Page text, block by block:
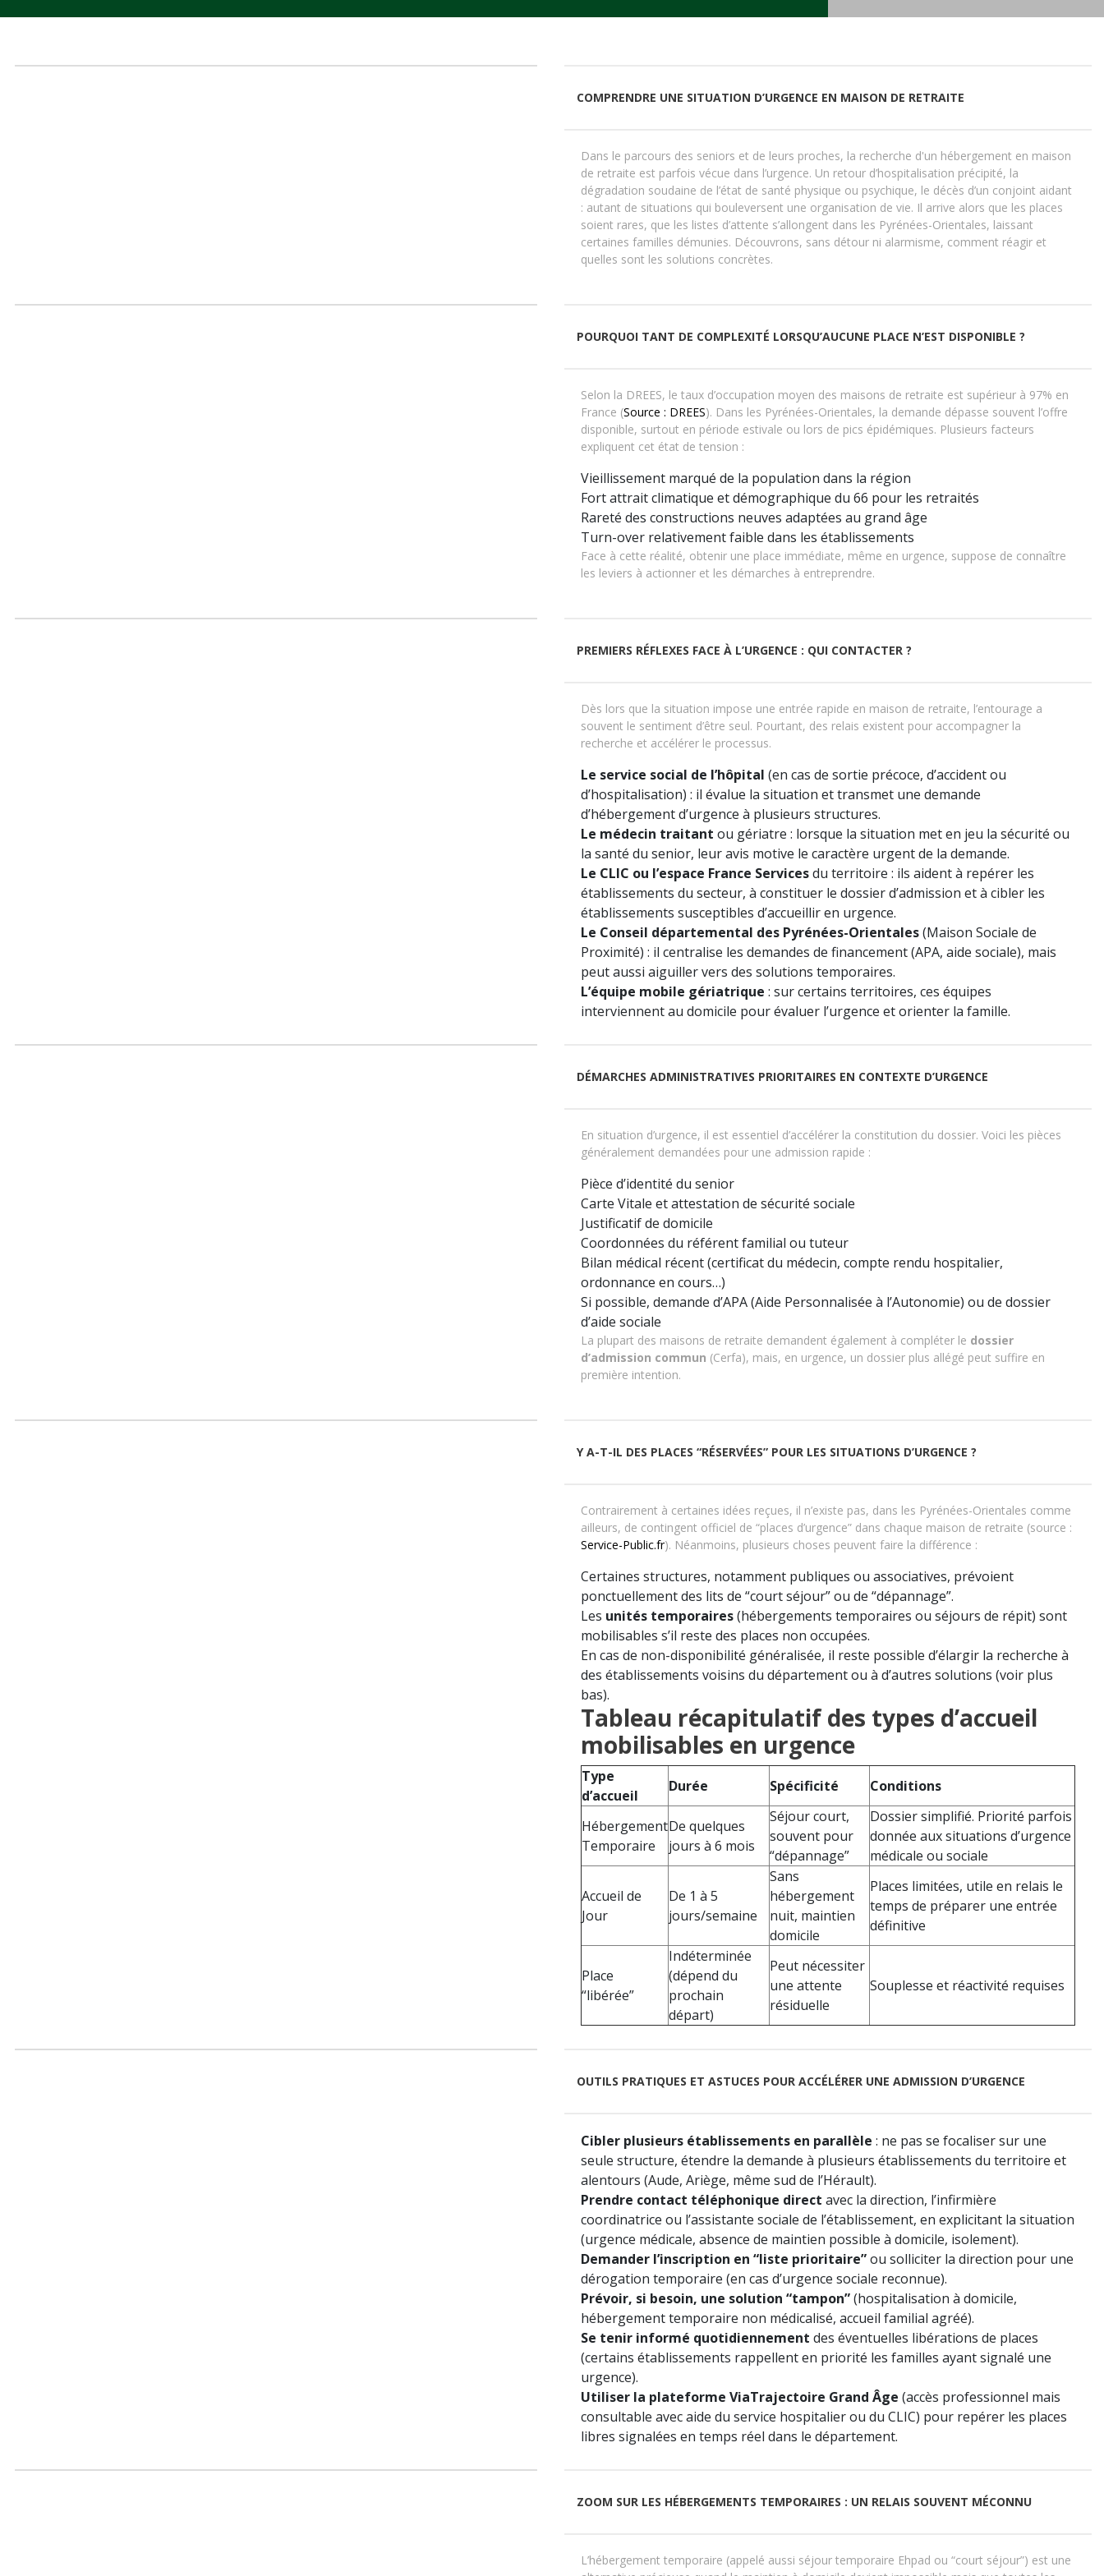
COMPRENDRE UNE SITUATION D’URGENCE EN MAISON DE RETRAITE
Dans le parcours des seniors et de leurs proches, la recherche d'un hébergement en maison
de retraite est parfois vécue dans l’urgence. Un retour d’hospitalisation précipité, la
dégradation soudaine de l’état de santé physique ou psychique, le décès d’un conjoint aidant
: autant de situations qui bouleversent une organisation de vie. Il arrive alors que les places
soient rares, que les listes d’attente s’allongent dans les Pyrénées-Orientales, laissant
certaines familles démunies. Découvrons, sans détour ni alarmisme, comment réagir et
quelles sont les solutions concrètes.
POURQUOI TANT DE COMPLEXITÉ LORSQU’AUCUNE PLACE N’EST DISPONIBLE ?
Selon la DREES, le taux d’occupation moyen des maisons de retraite est supérieur à 97% en
France (Source : DREES). Dans les Pyrénées-Orientales, la demande dépasse souvent l’offre
disponible, surtout en période estivale ou lors de pics épidémiques. Plusieurs facteurs
expliquent cet état de tension :
Vieillissement marqué de la population dans la région
Fort attrait climatique et démographique du 66 pour les retraités
Rareté des constructions neuves adaptées au grand âge
Turn-over relativement faible dans les établissements
Face à cette réalité, obtenir une place immédiate, même en urgence, suppose de connaître
les leviers à actionner et les démarches à entreprendre.
PREMIERS RÉFLEXES FACE À L’URGENCE : QUI CONTACTER ?
Dès lors que la situation impose une entrée rapide en maison de retraite, l’entourage a
souvent le sentiment d’être seul. Pourtant, des relais existent pour accompagner la
recherche et accélérer le processus.
Le service social de l’hôpital (en cas de sortie précoce, d’accident ou
d’hospitalisation) : il évalue la situation et transmet une demande
d’hébergement d’urgence à plusieurs structures.
Le médecin traitant ou gériatre : lorsque la situation met en jeu la sécurité ou
la santé du senior, leur avis motive le caractère urgent de la demande.
Le CLIC ou l’espace France Servicesdu territoire : ils aident à repérer les
établissements du secteur, à constituer le dossier d’admission et à cibler les
établissements susceptibles d’accueillir en urgence.
Le Conseil départemental des Pyrénées-Orientales(Maison Sociale de
Proximité) : il centralise les demandes de financement (APA, aide sociale), mais
peut aussi aiguiller vers des solutions temporaires.
L’équipe mobile gériatrique : sur certains territoires, ces équipes
interviennent au domicile pour évaluer l’urgence et orienter la famille.
DÉMARCHES ADMINISTRATIVES PRIORITAIRES EN CONTEXTE D’URGENCE
En situation d’urgence, il est essentiel d’accélérer la constitution du dossier. Voici les pièces
généralement demandées pour une admission rapide :
Pièce d’identité du senior
Carte Vitale et attestation de sécurité sociale
Justificatif de domicile
Coordonnées du référent familial ou tuteur
Bilan médical récent (certificat du médecin, compte rendu hospitalier,
ordonnance en cours…)
Si possible, demande d’APA (Aide Personnalisée à l’Autonomie) ou de dossier
d’aide sociale
La plupart des maisons de retraite demandent également à compléter le dossier
d’admission commun (Cerfa), mais, en urgence, un dossier plus allégé peut suffire en
première intention.
Y A-T-IL DES PLACES “RÉSERVÉES” POUR LES SITUATIONS D’URGENCE ?
Contrairement à certaines idées reçues, il n’existe pas, dans les Pyrénées-Orientales comme
ailleurs, de contingent officiel de “places d’urgence” dans chaque maison de retraite (source :
Service-Public.fr). Néanmoins, plusieurs choses peuvent faire la différence :
Certaines structures, notamment publiques ou associatives, prévoient
ponctuellement des lits de “court séjour” ou de “dépannage”.
Les unités temporaires(hébergements temporaires ou séjours de répit) sont
mobilisables s’il reste des places non occupées.
En cas de non-disponibilité généralisée, il reste possible d’élargir la recherche à
des établissements voisins du département ou à d’autres solutions (voir plus
bas).
Tableau récapitulatif des types d’accueil
mobilisables en urgence
Type
d’accueil
Durée Spécificité Conditions
Hébergement
Temporaire
De quelques
jours à 6 mois
Séjour court,
souvent pour
“dépannage”
Dossier simplifié. Priorité parfois
donnée aux situations d’urgence
médicale ou sociale
Accueil de
Jour
De 1 à 5
jours/semaine
Sans
hébergement
nuit, maintien
domicile
Places limitées, utile en relais le
temps de préparer une entrée
définitive
Place
“libérée”
Indéterminée
(dépend du
prochain
départ)
Peut nécessiter
une attente
résiduelle
Souplesse et réactivité requises
OUTILS PRATIQUES ET ASTUCES POUR ACCÉLÉRER UNE ADMISSION D’URGENCE
Cibler plusieurs établissements en parallèle : ne pas se focaliser sur une
seule structure, étendre la demande à plusieurs établissements du territoire et
alentours (Aude, Ariège, même sud de l’Hérault).
Prendre contact téléphonique direct avec la direction, l’infirmière
coordinatrice ou l’assistante sociale de l’établissement, en explicitant la situation
(urgence médicale, absence de maintien possible à domicile, isolement).
Demander l’inscription en “liste prioritaire”ou solliciter la direction pour une
dérogation temporaire (en cas d’urgence sociale reconnue).
Prévoir, si besoin, une solution “tampon”(hospitalisation à domicile,
hébergement temporaire non médicalisé, accueil familial agréé).
Se tenir informé quotidiennement des éventuelles libérations de places
(certains établissements rappellent en priorité les familles ayant signalé une
urgence).
Utiliser la plateforme ViaTrajectoire Grand Âge (accès professionnel mais
consultable avec aide du service hospitalier ou du CLIC) pour repérer les places
libres signalées en temps réel dans le département.
ZOOM SUR LES HÉBERGEMENTS TEMPORAIRES : UN RELAIS SOUVENT MÉCONNU
L’hébergement temporaire (appelé aussi séjour temporaire Ehpad ou “court séjour”) est une